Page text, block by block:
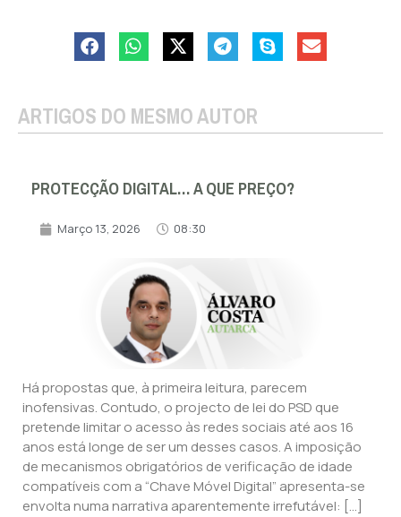
ARTIGOS DO MESMO AUTOR
PROTECÇÃO DIGITAL… A QUE PREÇO?
Março 13, 2026 08:30
Há propostas que, à primeira leitura, parecem
inofensivas. Contudo, o projecto de lei do PSD que
pretende limitar o acesso às redes sociais até aos 16
anos está longe de ser um desses casos. A imposição
de mecanismos obrigatórios de verificação de idade
compatíveis com a “Chave Móvel Digital” apresenta-se
envolta numa narrativa aparentemente irrefutável: […]